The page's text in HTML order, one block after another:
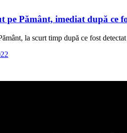
pe Pământ, imediat după ce
la scurt timp după ce fost